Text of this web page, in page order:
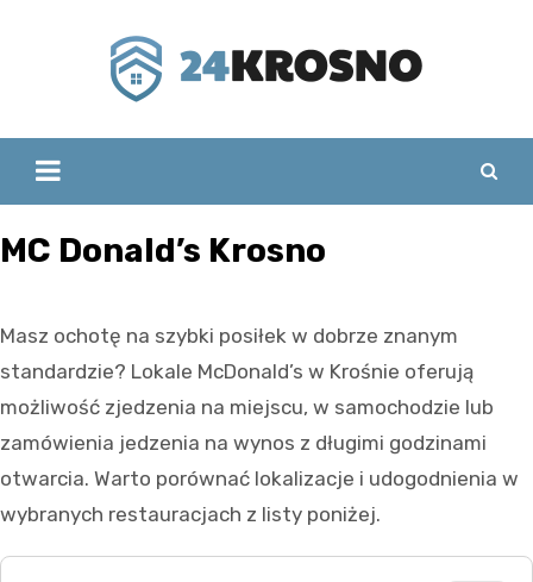
MC Donald’s Krosno
Masz ochotę na szybki posiłek w dobrze znanym
standardzie? Lokale McDonald’s w Krośnie oferują
możliwość zjedzenia na miejscu, w samochodzie lub
zamówienia jedzenia na wynos z długimi godzinami
otwarcia. Warto porównać lokalizacje i udogodnienia w
wybranych restauracjach z listy poniżej.